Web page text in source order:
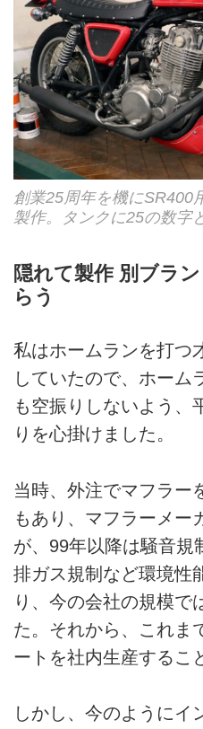
創業25周年を機にSR400
製作。タンクに25の数字
隠れて製作 別ブラ
らう
私はホームランを打つ
していたので、ホーム
も空振りしないよう、
りを心掛けました。
当時、外注でマフラー
もあり、マフラーメー
が、99年以降は騒音規
排ガス規制など環境性
り、今の会社の規模で
た。それから、これま
ートを社内生産するこ
しかし、今のようにイ